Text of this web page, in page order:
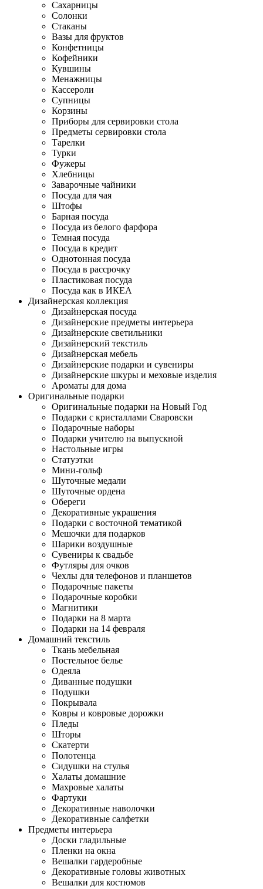
Сахарницы
Солонки
Стаканы
Вазы для фруктов
Конфетницы
Кофейники
Кувшины
Менажницы
Кассероли
Супницы
Корзины
Приборы для сервировки стола
Предметы сервировки стола
Тарелки
Турки
Фужеры
Хлебницы
Заварочные чайники
Посуда для чая
Штофы
Барная посуда
Посуда из белого фарфора
Темная посуда
Посуда в кредит
Однотонная посуда
Посуда в рассрочку
Пластиковая посуда
Посуда как в ИКЕА
Дизайнерская коллекция
Дизайнерская посуда
Дизайнерские предметы интерьера
Дизайнерские светильники
Дизайнерский текстиль
Дизайнерская мебель
Дизайнерские подарки и сувениры
Дизайнерские шкуры и меховые изделия
Ароматы для дома
Оригинальные подарки
Оригинальные подарки на Новый Год
Подарки с кристаллами Сваровски
Подарочные наборы
Подарки учителю на выпускной
Настольные игры
Статуэтки
Мини-гольф
Шуточные медали
Шуточные ордена
Обереги
Декоративные украшения
Подарки с восточной тематикой
Мешочки для подарков
Шарики воздушные
Сувениры к свадьбе
Футляры для очков
Чехлы для телефонов и планшетов
Подарочные пакеты
Подарочные коробки
Магнитики
Подарки на 8 марта
Подарки на 14 февраля
Домашний текстиль
Ткань мебельная
Постельное белье
Одеяла
Диванные подушки
Подушки
Покрывала
Ковры и ковровые дорожки
Пледы
Шторы
Скатерти
Полотенца
Сидушки на стулья
Халаты домашние
Махровые халаты
Фартуки
Декоративные наволочки
Декоративные салфетки
Предметы интерьера
Доски гладильные
Пленки на окна
Вешалки гардеробные
Декоративные головы животных
Вешалки для костюмов